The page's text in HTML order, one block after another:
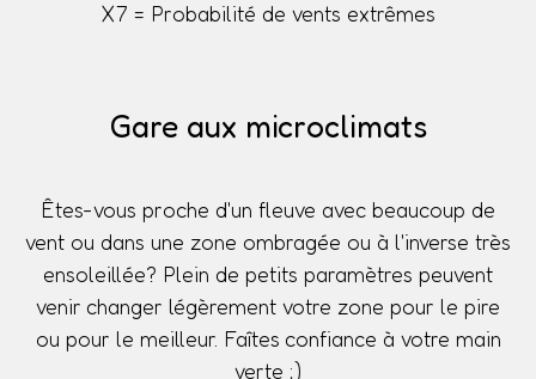
X7 = Probabilité de vents extrêmes
Gare aux microclimats
Êtes-vous proche d'un fleuve avec beaucoup de
vent ou dans une zone ombragée ou à l'inverse très
ensoleillée? Plein de petits paramètres peuvent
venir changer légèrement votre zone pour le pire
ou pour le meilleur. Faîtes confiance à votre main
verte ;)